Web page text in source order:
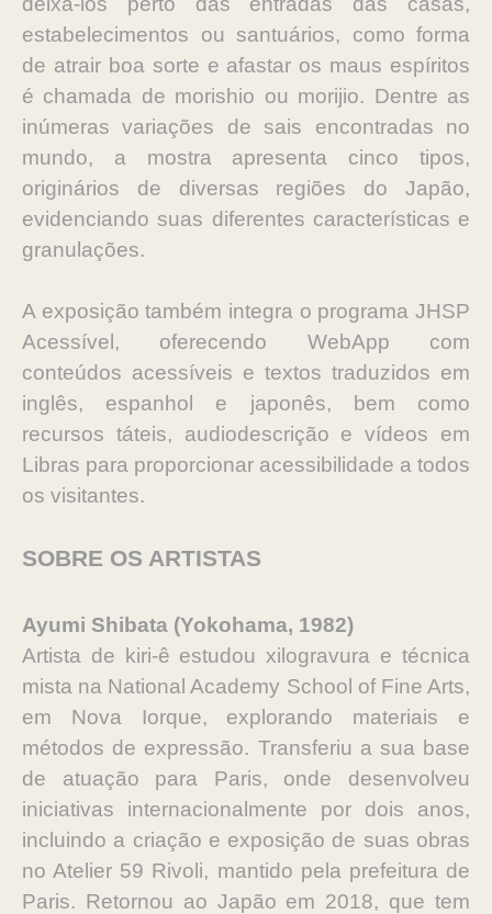
estabelecimentos ou santuários, como forma
de atrair boa sorte e afastar os maus espíritos
é chamada de morishio ou morijio. Dentre as
inúmeras variações de sais encontradas no
mundo, a mostra apresenta cinco tipos,
originários de diversas regiões do Japão,
evidenciando suas diferentes características e
granulações.
A exposição também integra o programa JHSP
Acessível, oferecendo WebApp com
conteúdos acessíveis e textos traduzidos em
inglês, espanhol e japonês, bem como
recursos táteis, audiodescrição e vídeos em
Libras para proporcionar acessibilidade a todos
os visitantes.
SOBRE OS ARTISTAS
Ayumi Shibata ​​​​(Yokohama, 1982)
Artista de kiri-ê estudou xilogravura e técnica
mista na National Academy School of Fine Arts,
em Nova Iorque, explorando materiais e
métodos de expressão. Transferiu a sua base
de atuação para Paris, onde desenvolveu
iniciativas internacionalmente por dois anos,
incluindo a criação e exposição de suas obras
no Atelier 59 Rivoli, mantido pela prefeitura de
Paris. Retornou ao Japão em 2018, que tem